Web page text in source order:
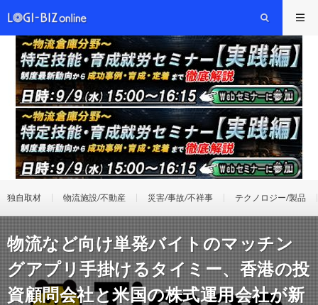
独自取材 物流施設/不動産 災害/事故/不祥事 テクノロジー/製品
物流など向け単発バイトのマッチン
グアプリ手掛けるタイミー、香港の投
資顧問会社と米国の株式運用会社が新